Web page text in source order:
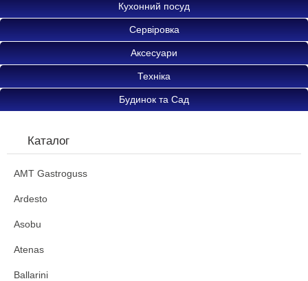
Кухонний посуд
Сервіровка
Аксесуари
Техніка
Будинок та Сад
Каталог
AMT Gastroguss
Ardesto
Asobu
Atenas
Ballarini